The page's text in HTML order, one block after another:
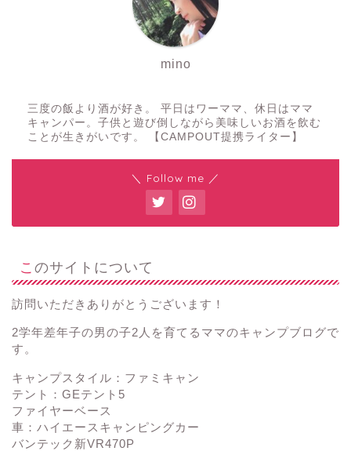
mino
三度の飯より酒が好き。 平日はワーママ、休日はママ
キャンパー。子供と遊び倒しながら美味しいお酒を飲む
ことが生きがいです。 【CAMPOUT提携ライター】
＼ Follow me ／
このサイトについて
訪問いただきありがとうございます！
2学年差年子の男の子2人を育てるママのキャンプブログで
す。
キャンプスタイル：ファミキャン
テント：GEテント5
ファイヤーベース
車：ハイエースキャンピングカー
バンテック新VR470P